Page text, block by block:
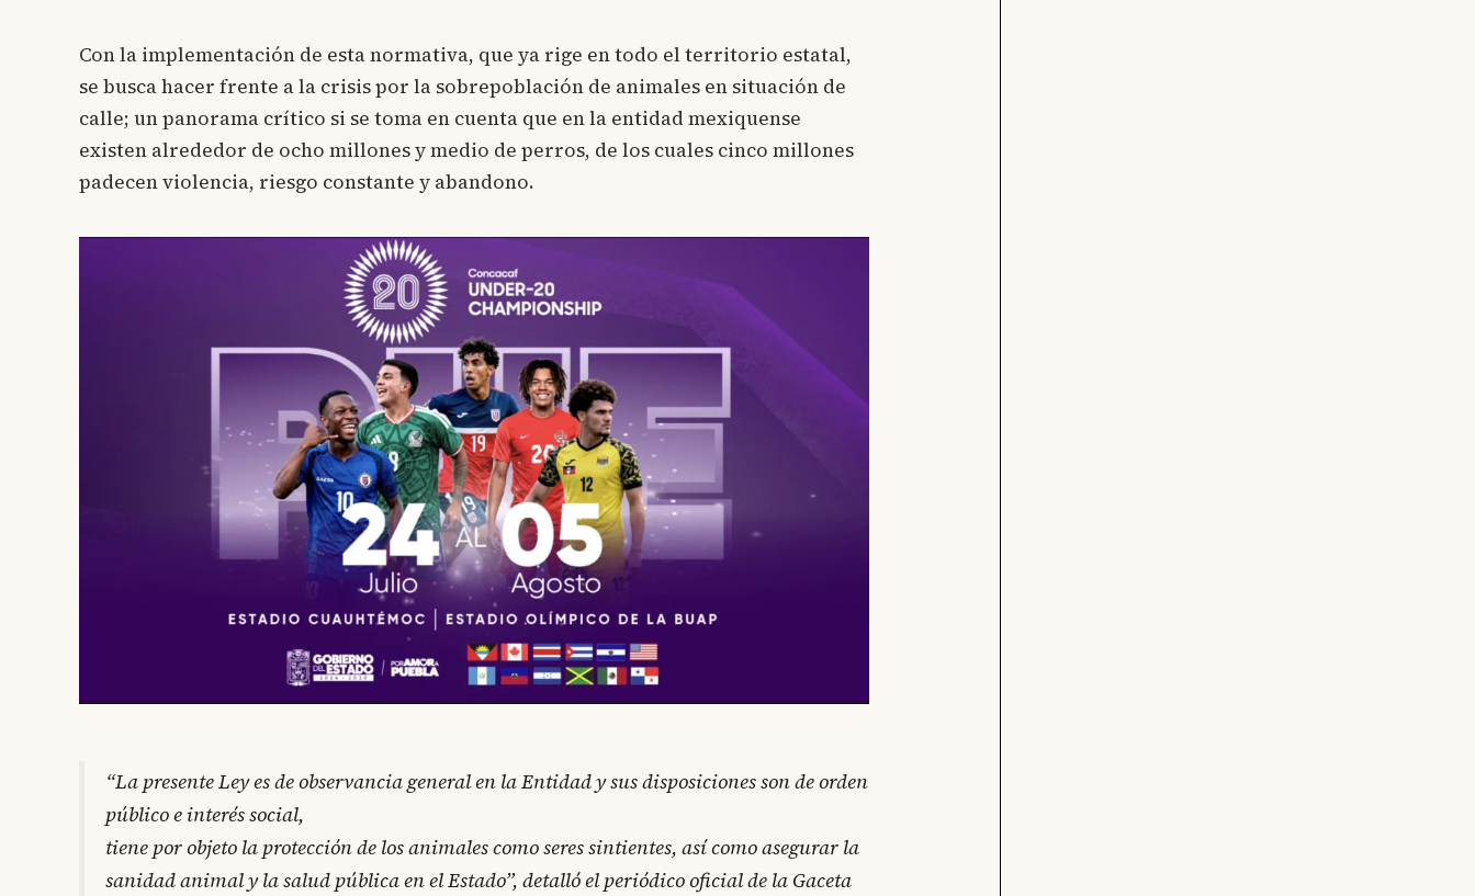
Con la implementación de esta normativa, que ya rige en todo el territorio estatal,
se busca hacer frente a la crisis por la sobrepoblación de animales en situación de
calle; un panorama crítico si se toma en cuenta que en la entidad mexiquense
existen alrededor de ocho millones y medio de perros, de los cuales cinco millones
padecen violencia, riesgo constante y abandono.
“La presente Ley es de observancia general en la Entidad y sus disposiciones son de orden
público e interés social,
tiene por objeto la protección de los animales como seres sintientes, así como asegurar la
sanidad animal y la salud pública en el Estado”, detalló el periódico oficial de la Gaceta